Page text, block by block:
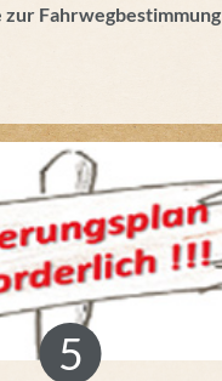
zur Fahrwegbestimmung